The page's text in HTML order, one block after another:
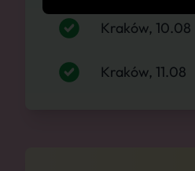
Kraków, 10.08
Kraków, 11.08